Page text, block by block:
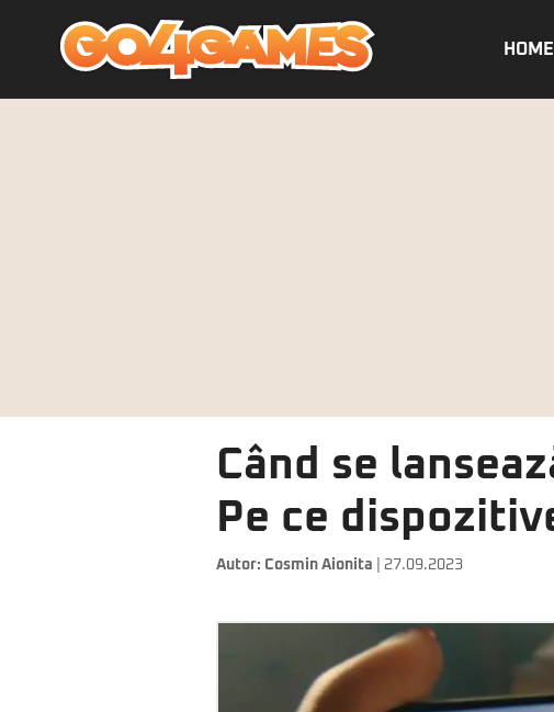
HOME
Când se
Pe ce
Autor: Cosmin Aionita | 27.09.2023